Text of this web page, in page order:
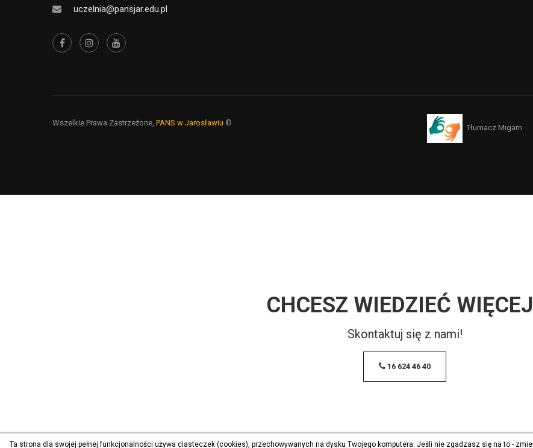
uczelnia@pansjar.edu.pl
Wszelkie Prawa Zastrzeżone, PANS w Jarosławiu ©
Tłumacz Migam
CHCESZ WIEDZIEĆ
Skontaktuj się z nami!
16 624 46 40
Ta strona dla swojej pełnej funkcjonalności używa ciasteczek (cookies), przechowywanych na dysku Twojego komputera. Jeśli nie zgadzasz się na to -